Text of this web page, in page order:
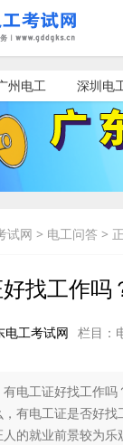
州电工 深圳电
试网 > 电工问答 >
找工作吗
电工考试网 栏目：
有电工证好找工作
有电工证是否好
的就业前景较为